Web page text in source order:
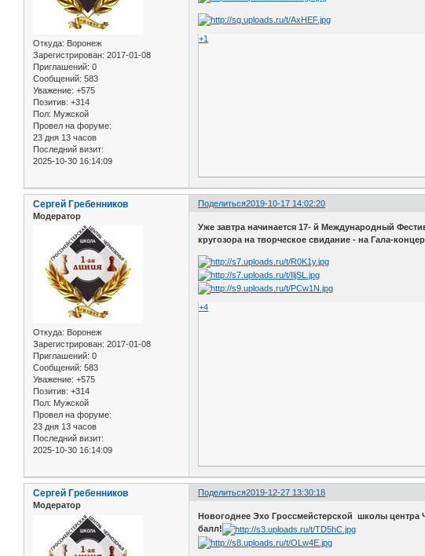
Откуда: Воронеж
Зарегистрирован: 2017-01-08
Приглашений: 0
Сообщений: 583
Уважение: +575
Позитив: +314
Пол: Мужской
Провел на форуме:
23 дня 13 часов
Последний визит:
2025-10-30 16:14:09
+1
Поделиться2019-10-17 14:02:20
Сергей Гребенников
Модератор
Откуда: Воронеж
Зарегистрирован: 2017-01-08
Приглашений: 0
Сообщений: 583
Уважение: +575
Позитив: +314
Пол: Мужской
Провел на форуме:
23 дня 13 часов
Последний визит:
2025-10-30 16:14:09
Уже завтра начинается 17- й Международный
кругозора на творческое свидание - на Гала-
+4
Поделиться2019-12-27 13:30:18
Сергей Гребенников
Модератор
Новогоднее Эхо Гроссмейстерской школы центра
балл!